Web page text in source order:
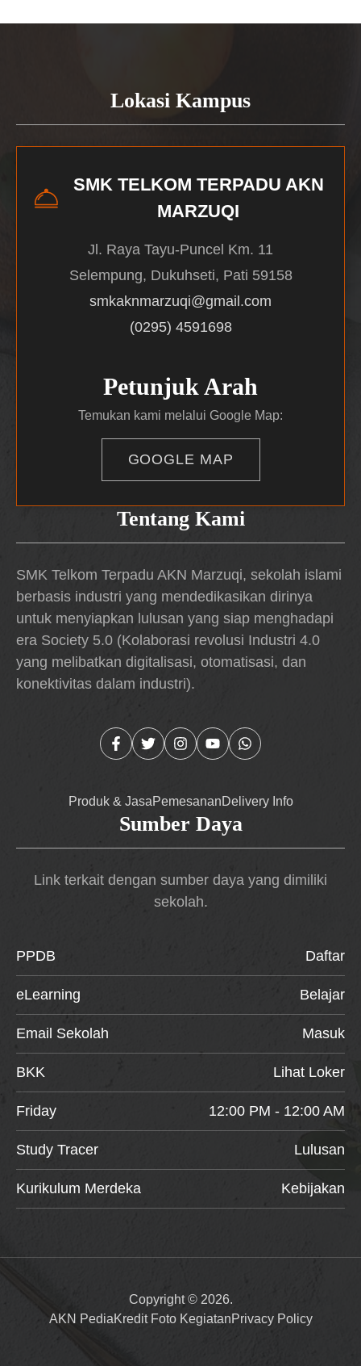
Tentang Kami
SMK Telkom Terpadu AKN Marzuqi, sekolah islami
berbasis industri yang mendedikasikan dirinya
untuk menyiapkan lulusan yang siap menghadapi
era Society 5.0 (Kolaborasi revolusi Industri 4.0
yang melibatkan digitalisasi, otomatisasi, dan
konektivitas dalam industri).
Produk & JasaPemesananDelivery Info
Lokasi Kampus
SMK TELKOM TERPADU AKN
MARZUQI
Jl. Raya Tayu-Puncel Km. 11
Selempung, Dukuhseti, Pati 59158
smkaknmarzuqi@gmail.com
(0295) 4591698
Petunjuk Arah
Temukan kami melalui Google Map:
GOOGLE MAP
Sumber Daya
Link terkait dengan sumber daya yang dimiliki
sekolah.
PPDB Daftar
eLearning Belajar
Email Sekolah Masuk
BKK Lihat Loker
Friday 12:00 PM - 12:00 AM
Study Tracer Lulusan
Kurikulum Merdeka Kebijakan
Copyright © 2026.
AKN PediaKredit Foto KegiatanPrivacy Policy